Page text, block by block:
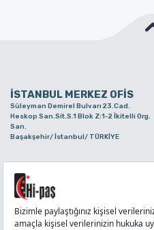
İSTANBUL MERKEZ OFİS
Süleyman Demirel Bulvarı 23.Cad.
Heskop San.Sit.S.1 Blok Z:1-2 İkitelli Org.
San.
Başakşehir/ İstanbul/ TÜRKİYE
Alaaddinbey Mah. Ayfatma Cad. No.11 A/C
Sam.3 Plaza B Blok Nilüfer/ Bursa/
TÜRKİYE